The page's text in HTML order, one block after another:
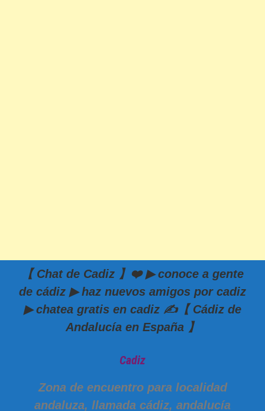
【 Chat de Cadiz 】❤️ ▶ conoce a gente
de cádiz ▶ haz nuevos amigos por cadiz
▶ chatea gratis en cadiz ✍️【 Cádiz de
Andalucía en España 】
Cadiz
Zona de encuentro para localidad
andaluza, llamada cádiz, andalucía